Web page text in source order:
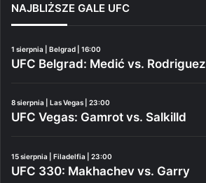
NAJBLIŻSZE GALE UFC
1 sierpnia | Belgrad | 16:00
UFC Belgrad: Medić vs. Rodriguez
8 sierpnia | Las Vegas | 23:00
UFC Vegas: Gamrot vs. Salkilld
15 sierpnia | Filadelfia | 23:00
UFC 330: Makhachev vs. Garry